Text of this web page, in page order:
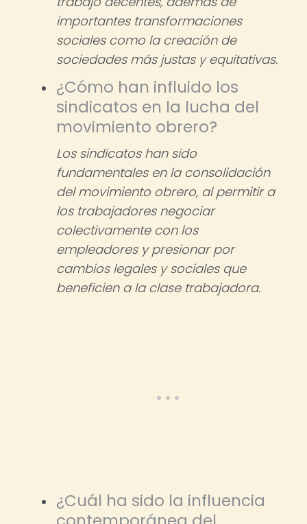
importantes transformaciones
sociales como la creación de
sociedades más justas y equitativas.
¿Cómo han influido los
sindicatos en la lucha del
movimiento obrero?
Los sindicatos han sido
fundamentales en la consolidación
del movimiento obrero, al permitir a
los trabajadores negociar
colectivamente con los
empleadores y presionar por
cambios legales y sociales que
beneficien a la clase trabajadora.
¿Cuál ha sido la influencia